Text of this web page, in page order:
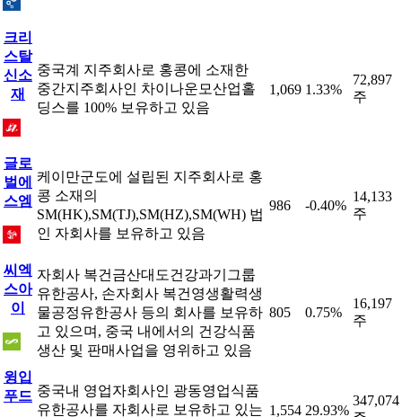
크리
스탈
신소
재
중국계 지주회사로 홍콩에 소재한
중간지주회사인 차이나운모산업홀
딩스를 100% 보유하고 있음
1,069 1.33%
72,897
주
글로
벌에
스엠
케이만군도에 설립된 지주회사로 홍
콩 소재의
SM(HK),SM(TJ),SM(HZ),SM(WH) 법
인 자회사를 보유하고 있음
986 -0.40%
14,133
주
씨엑
스아
이
자회사 복건금산대도건강과기그룹
유한공사, 손자회사 복건영생활력생
물공정유한공사 등의 회사를 보유하
고 있으며, 중국 내에서의 건강식품
생산 및 판매사업을 영위하고 있음
805 0.75%
16,197
주
윙입
푸드 중국내 영업자회사인 광동영업식품
유한공사를 자회사로 보유하고 있는 1,554 29.93%
347,074